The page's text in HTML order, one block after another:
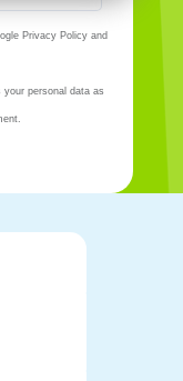
Privacy Policy and
personal data as